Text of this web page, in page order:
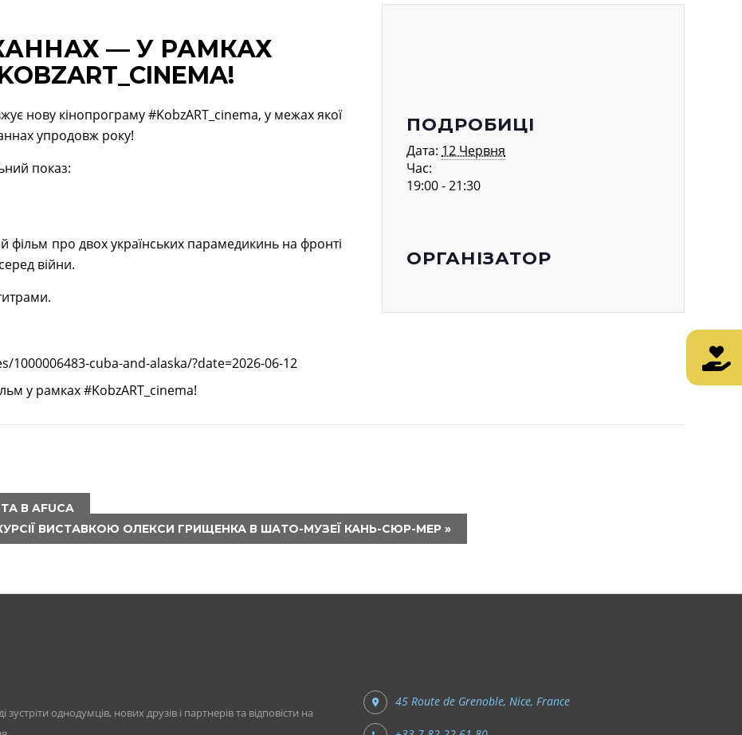
— У РАМКАХ
нову кінопрограму #KobzART_cinema, у межах якої
упродовж року!
показ:
про двох українських парамедикинь на фронті
війни.
cuba-and-alaska/?date=2026-06-12
у рамках #KobzART_cinema!
ПОДРОБИЦІ
Дата: 12 Червня
Час:
19:00 - 21:30
ОРГАНІЗАТОР
В AFUCA
ВИСТАВКОЮ ОЛЕКСИ ГРИЩЕНКА В ШАТО-МУЗЕЇ КАНЬ-СЮР-МЕР »
однодумців, нових друзів і партнерів та відповісти на
45 Route de Grenoble, Nice, France